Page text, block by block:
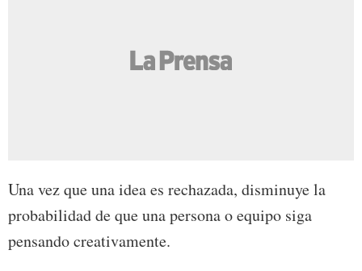
Una vez que una idea es rechazada, disminuye la
probabilidad de que una persona o equipo siga
pensando creativamente.